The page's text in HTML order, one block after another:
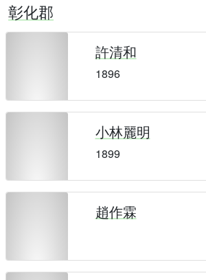
彰化郡
許清和
1896
小林麗明
1899
趙作霖